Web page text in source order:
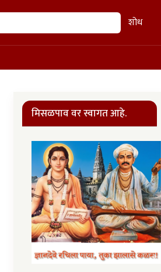
शोध
मिसळपाव वर स्वागत आहे.